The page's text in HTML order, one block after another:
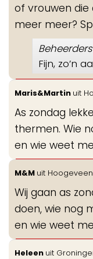
of vrouwen die
meer meer?
Fijn, zo’n
Maris&Martin uit
As zondag
thermen. Wie
en wie weet
M&M uit Hoogeveen
Wij gaan as
doen, wie nog
en wie weet
Heleen uit